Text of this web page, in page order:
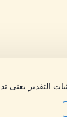
التقدیر یعنی